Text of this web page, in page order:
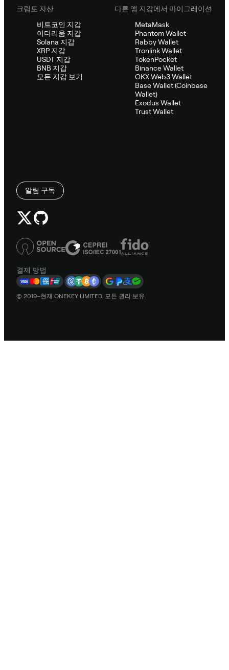
크립토 자산
비트코인 지갑
이더리움 지갑
Solana 지갑
XRP 지갑
USDT 지갑
BNB 지갑
모든 지갑 보기
다른 앱 지갑에서 마이그레이션
MetaMask
Phantom Wallet
Rabby Wallet
Tronlink Wallet
TokenPocket
Binance Wallet
OKX Web3 Wallet
Base Wallet (Coinbase
Wallet)
Exodus Wallet
Trust Wallet
알림 구독
결제 방법
© 2019–현재 ONEKEY LIMITED. 모든 권리 보유.